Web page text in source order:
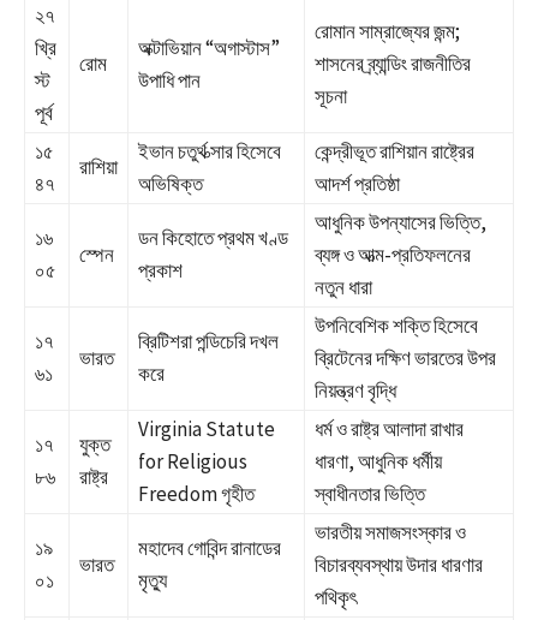
২৭
খ্রি
স্ট
পূর্ব
রোম
অক্টাভিয়ান “অগাস্টাস”
উপাধি পান
রোমান সাম্রাজ্যের জন্ম;
শাসনের ব্র্যান্ডিং রাজনীতির
সূচনা
১৫
৪৭
রাশিয়া
ইভান চতুর্থ ত্সার হিসেবে
অভিষিক্ত
কেন্দ্রীভূত রাশিয়ান রাষ্ট্রের
আদর্শ প্রতিষ্ঠা
১৬
০৫
স্পেন
ডন কিহোতে প্রথম খণ্ড
প্রকাশ
আধুনিক উপন্যাসের ভিত্তি,
ব্যঙ্গ ও আত্ম-প্রতিফলনের
নতুন ধারা
১৭
৬১
ভারত
ব্রিটিশরা পন্ডিচেরি দখল
করে
উপনিবেশিক শক্তি হিসেবে
ব্রিটেনের দক্ষিণ ভারতের উপর
নিয়ন্ত্রণ বৃদ্ধি
১৭
৮৬
যুক্ত
রাষ্ট্র
Virginia Statute
for Religious
Freedom গৃহীত
ধর্ম ও রাষ্ট্র আলাদা রাখার
ধারণা, আধুনিক ধর্মীয়
স্বাধীনতার ভিত্তি
১৯
০১
ভারত
মহাদেব গোবিন্দ রানাডের
মৃত্যু
ভারতীয় সমাজসংস্কার ও
বিচারব্যবস্থায় উদার ধারণার
পথিকৃৎ